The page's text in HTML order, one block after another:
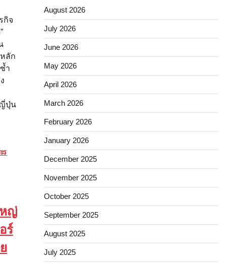
กิจ
ลัก
ำ
ปุ่น
ญ่
ร์
August 2026
July 2026
June 2026
May 2026
April 2026
March 2026
February 2026
January 2026
December 2025
November 2025
October 2025
September 2025
August 2025
July 2025